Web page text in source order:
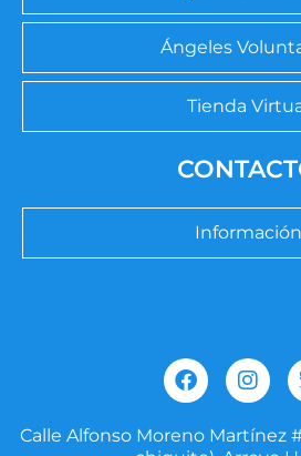
Ángeles
Tienda
Información
F
a
e
I
n
t
Calle Alfonso Moreno Martínez